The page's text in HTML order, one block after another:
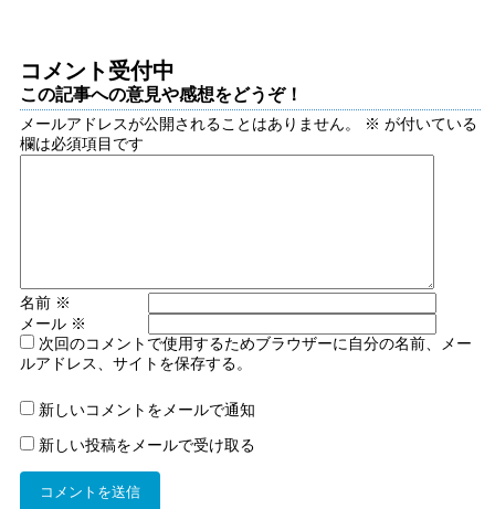
コメント受付中
この記事への意見や感想をどうぞ！
メールアドレスが公開されることはありません。 ※ が付いている
欄は必須項目です
名前 ※
メール ※
次回のコメントで使用するためブラウザーに自分の名前、メー
ルアドレス、サイトを保存する。
新しいコメントをメールで通知
新しい投稿をメールで受け取る